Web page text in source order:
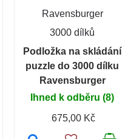
Ravensburger
3000 dílků
Podložka na skládání
puzzle do 3000 dílku
Ravensburger
Ihned k odběru (8)
675,00 Kč